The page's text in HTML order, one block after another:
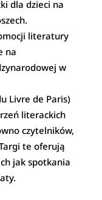
dla dzieci na
literatury
na
w
Livre de Paris)
literackich
czytelników,
te oferują
jak spotkania